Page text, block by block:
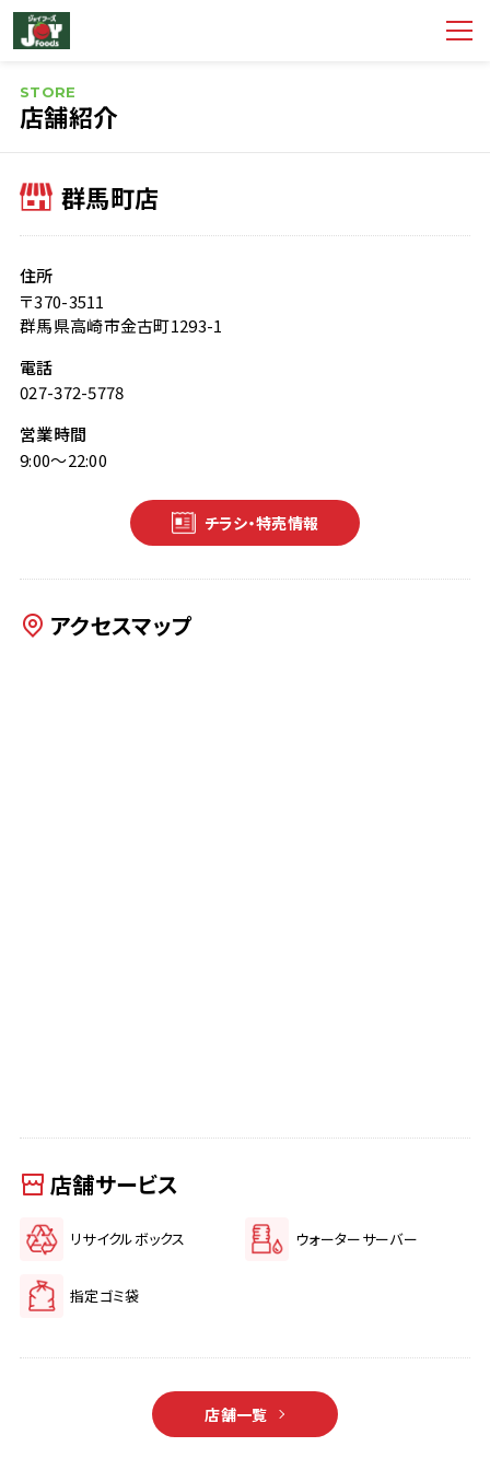
STORE
店舗紹介
群馬町店
住所
〒370-3511
群馬県高崎市金古町1293-1
電話
027-372-5778
営業時間
9:00～22:00
チラシ・特売情報
アクセスマップ
店舗サービス
リサイクルボックス ウォーターサーバー
指定ゴミ袋
店舗一覧